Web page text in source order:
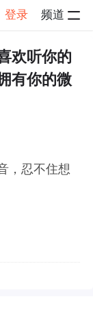
登录 频道
欢听你的
有你的微
，忍不住想